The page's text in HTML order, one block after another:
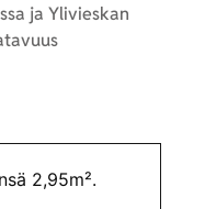
ja Ylivieskan
2,95m².